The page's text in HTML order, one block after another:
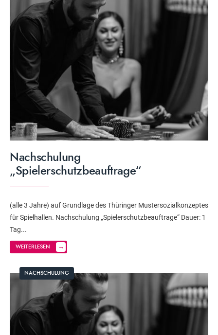
Nachschulung
„Spielerschutzbeauftrage“
(alle 3 Jahre) auf Grundlage des Thüringer Mustersozialkonzeptes
für Spielhallen. Nachschulung „Spielerschutzbeauftrage“ Dauer: 1
Tag...
WEITERLESEN →
NACHSCHULUNG